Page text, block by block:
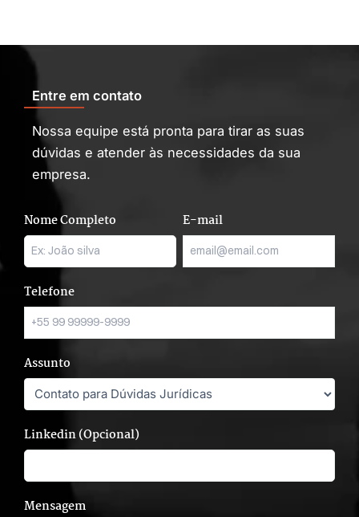
Entre em contato
Nossa equipe está pronta para tirar as suas
dúvidas e atender às necessidades da sua
empresa.
Nome Completo E-mail
Telefone
Assunto
Linkedin (Opcional)
Mensagem